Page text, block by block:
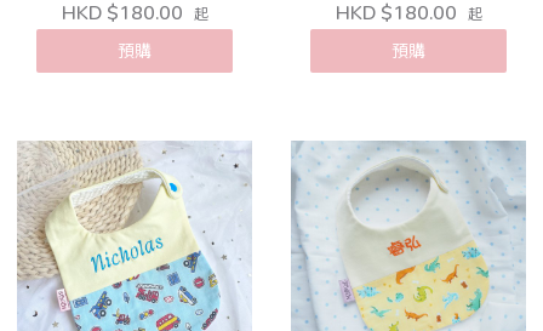
HKD $180.00 起
預購
色可選]
HKD $180.00 起
預購